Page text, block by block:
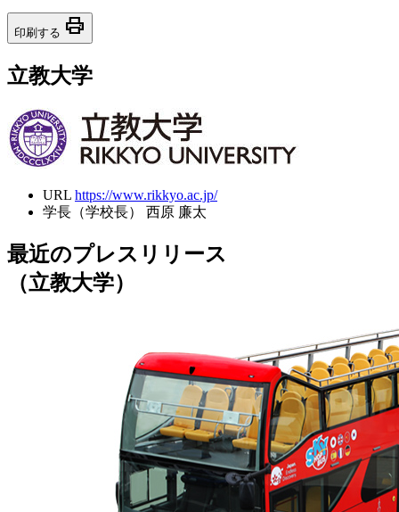
印刷する print
立教大学
URL https://www.rikkyo.ac.jp/
学長（学校長）
西原 廉太
最近のプレスリリース
（立教大学）